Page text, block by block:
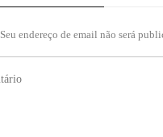
Seu endereço de email não será